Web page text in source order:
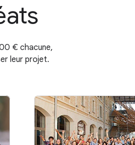
€ chacune,
leur projet.